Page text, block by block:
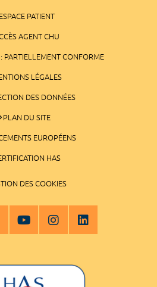
ESPACE PATIENT
AGENT CHU
: PARTIELLEMENT CONFORME
LÉGALES
DES DONNÉES
PLAN DU SITE
EUROPÉENS
HAS
DES COOKIES